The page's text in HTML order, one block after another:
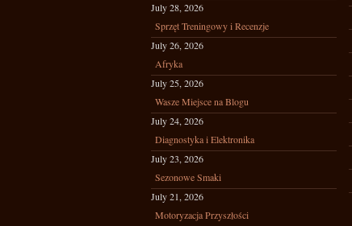
July 28, 2026
Sprzęt Treningowy i Recenzje
July 26, 2026
Afryka
July 25, 2026
Wasze Miejsce na Blogu
July 24, 2026
Diagnostyka i Elektronika
July 23, 2026
Sezonowe Smaki
July 21, 2026
Motoryzacja Przyszłości